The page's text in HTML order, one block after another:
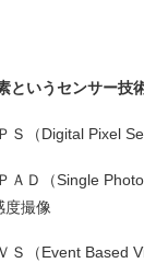
というセンサー技
（Digital Pixel
Ｄ（Single
度撮像
（Event Based